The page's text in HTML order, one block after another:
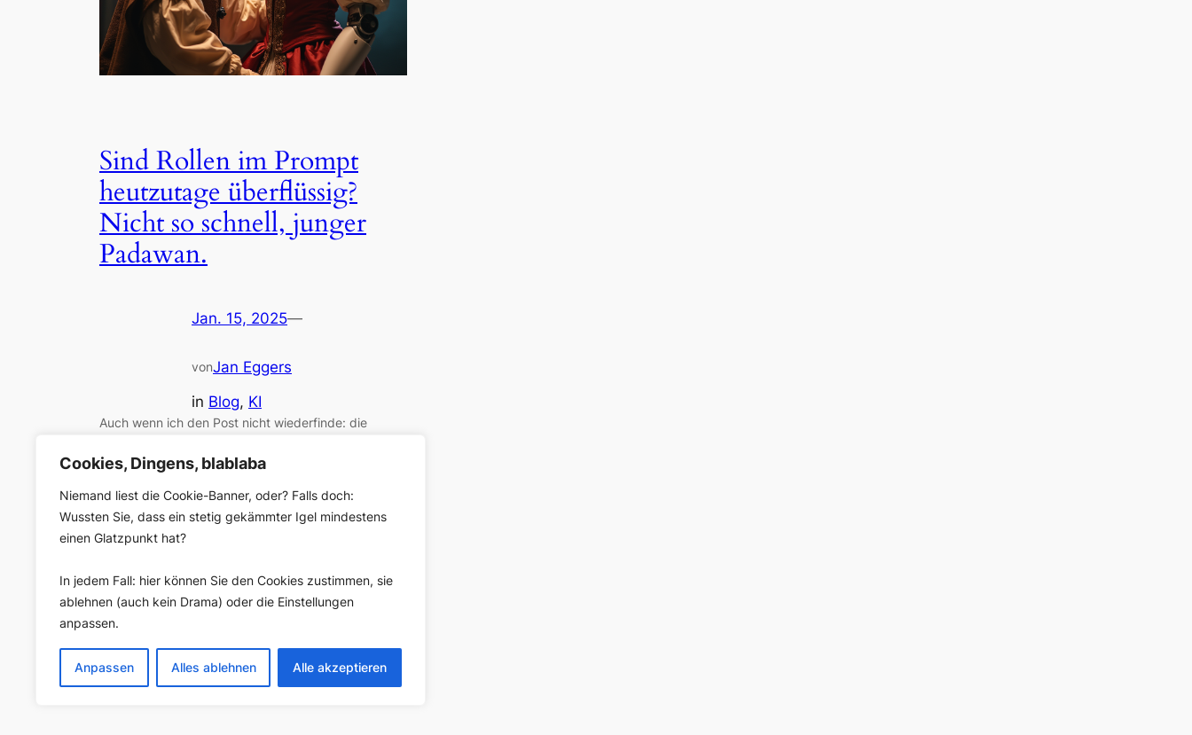
Cookies, Dingens, blablaba
Niemand liest die Cookie-Banner, oder? Falls doch:
Wussten Sie, dass ein stetig gekämmter Igel mindestens
einen Glatzpunkt hat?
In jedem Fall: hier können Sie den Cookies zustimmen, sie
ablehnen (auch kein Drama) oder die Einstellungen
anpassen.
Anpassen Alles ablehnen Alle akzeptieren
Sind Rollen im Prompt
heutzutage überflüssig?
Nicht so schnell, junger
Padawan.
Jan. 15, 2025—
vonJan Eggers
in Blog, KI
Auch wenn ich den Post nicht wiederfinde: die
„Hört auf, ChatGPT und Co. immer noch Rollen á la
Systeme sind inzwischen viel zu gut dafür! Es ist
2025, kommt damit klar!“ Das Argument klang
schlüssig: Große Sprachmodelle sind so mächtig…